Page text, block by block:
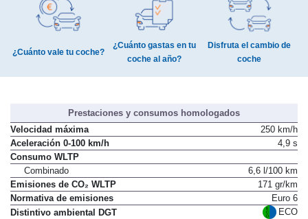
¿Cuánto gastas en tu
Disfruta el cambio de
Prestaciones y consumos homologados
Velocidad máxima
250 km/h
Aceleración 0-100 km/h
Consumo WLTP
Combinado
6,6 l/100 km
Emisiones de CO₂ WLTP
171 gr/km
Normativa de emisiones
Euro 6